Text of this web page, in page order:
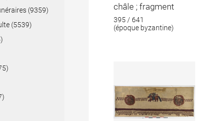
(9359)
(5539)
châle ; fragment
395 / 641
(époque byzantine)